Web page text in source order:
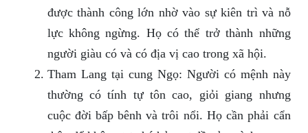
được thành công lớn nhờ vào sự kiên trì và nỗ
lực không ngừng. Họ có thể trở thành những
người giàu có và có địa vị cao trong xã hội.
Tham Lang tại cung Ngọ: Người có mệnh này
thường có tính tự tôn cao, giỏi giang nhưng
cuộc đời bấp bênh và trôi nổi. Họ cần phải cẩn